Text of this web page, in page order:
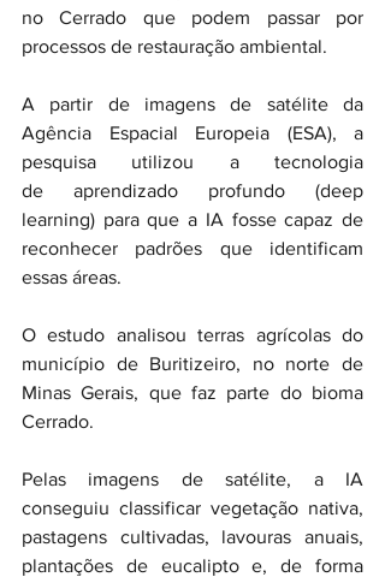
no Cerrado que podem passar por
processos de restauração ambiental.
A partir de imagens de satélite da
Agência Espacial Europeia (ESA), a
pesquisa utilizou a tecnologia
de aprendizado profundo (deep
learning) para que a IA fosse capaz de
reconhecer padrões que identificam
essas áreas.
O estudo analisou terras agrícolas do
município de Buritizeiro, no norte de
Minas Gerais, que faz parte do bioma
Cerrado.
Pelas imagens de satélite, a IA
conseguiu classificar vegetação nativa,
pastagens cultivadas, lavouras anuais,
plantações de eucalipto e, de forma